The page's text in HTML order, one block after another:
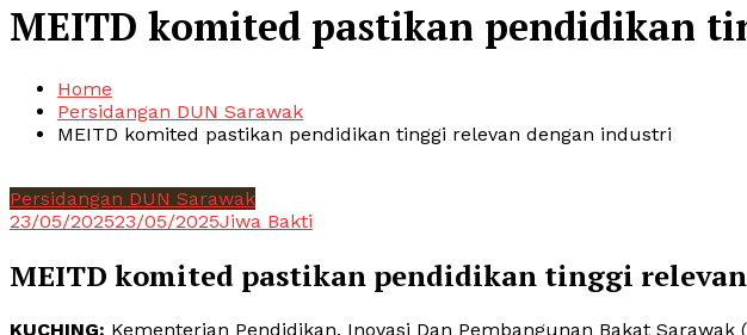
MEITD komited pastikan pendidikan
Home
Persidangan DUN Sarawak
MEITD komited pastikan pendidikan tinggi relevan dengan industri
Persidangan DUN Sarawak
23/05/202523/05/2025Jiwa Bakti
MEITD komited pastikan pendidikan tinggi
KUCHING: Kementerian Pendidikan, Inovasi Dan Pembangunan Bakat